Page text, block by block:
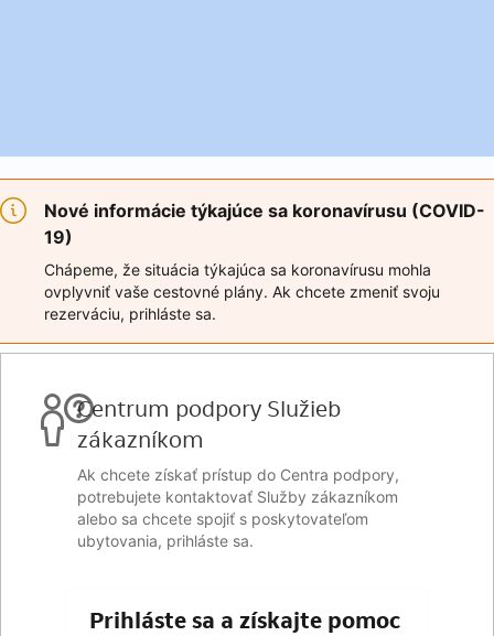
Nové informácie týkajúce sa koronavírusu (COVID-
19)
Chápeme, že situácia týkajúca sa koronavírusu mohla
ovplyvniť vaše cestovné plány. Ak chcete zmeniť svoju
rezerváciu, prihláste sa.
Centrum podpory Služieb
zákazníkom
Ak chcete získať prístup do Centra podpory,
potrebujete kontaktovať Služby zákazníkom
alebo sa chcete spojiť s poskytovateľom
ubytovania, prihláste sa.
Prihláste sa a získajte pomoc